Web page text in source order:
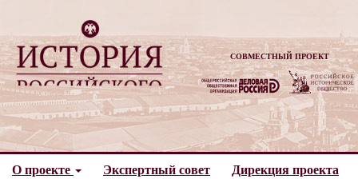
СОВМЕСТНЫЙ ПРОЕКТ
О проекте Экспертный совет
Дирекция проекта